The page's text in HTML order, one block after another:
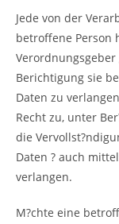
Jede von der
betroffene Person
Verordnungsgeber
Berichtigung sie
Daten zu
Recht zu, unter
die
Daten ? auch
verlangen.
M?chte eine